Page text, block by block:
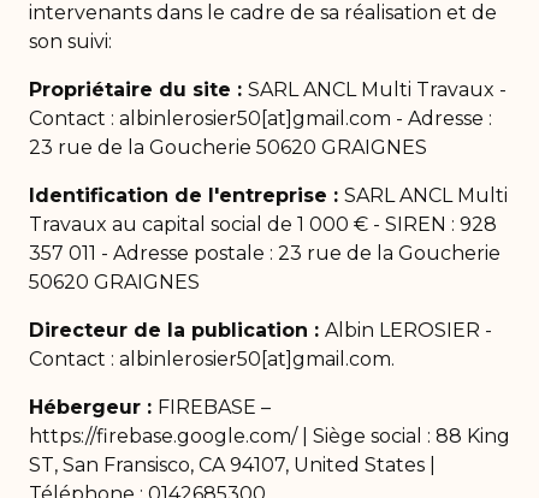
intervenants dans le cadre de sa réalisation et de
son suivi:
Propriétaire du site : SARL ANCL Multi Travaux -
Contact : albinlerosier50[at]gmail.com - Adresse :
23 rue de la Goucherie 50620 GRAIGNES
Identification de l'entreprise : SARL ANCL Multi
Travaux au capital social de 1 000 € - SIREN : 928
357 011 - Adresse postale : 23 rue de la Goucherie
50620 GRAIGNES
Directeur de la publication : Albin LEROSIER -
Contact : albinlerosier50[at]gmail.com.
Hébergeur : FIREBASE –
https://firebase.google.com/ | Siège social : 88 King
ST, San Fransisco, CA 94107, United States |